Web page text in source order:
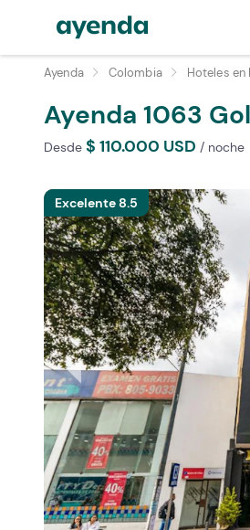
Ayenda Colombia Hoteles en
Ayenda 1063
Desde $ 110.000 USD / noche
arrow_left
Excelente 8.5